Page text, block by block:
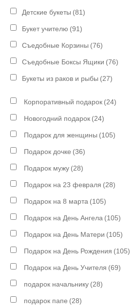
Детские букеты (81)
Букет учителю (91)
Съедобные Корзины (76)
Съедобные Боксы Ящики (76)
Букеты из раков и рыбы (27)
Корпоративный подарок (24)
Новогодний подарок (24)
Подарок для женщины (105)
Подарок дочке (36)
Подарок мужу (28)
Подарок на 23 февраля (28)
Подарок на 8 марта (105)
Подарок на День Ангела (105)
Подарок на День Матери (105)
Подарок на День Рождения (105)
Подарок на День Учителя (69)
подарок начальнику (28)
подарок папе (28)